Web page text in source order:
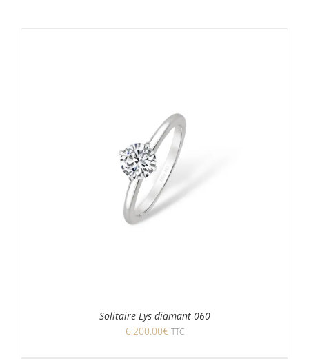
Solitaire Lys diamant 060
6,200.00€ TTC